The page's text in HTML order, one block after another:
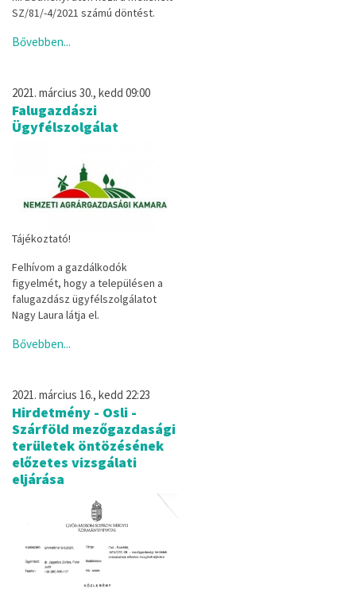
SZ/81/-4/2021 számú döntést.
Bővebben...
2021. március 30., kedd 09:00
Falugazdászi
Ügyfélszolgálat
Tájékoztató!
Felhívom a gazdálkodók
figyelmét, hogy a településen a
falugazdász ügyfélszolgálatot
Nagy Laura látja el.
Bővebben...
2021. március 16., kedd 22:23
Hirdetmény - Osli -
Szárföld mezőgazdasági
területek öntözésének
előzetes vizsgálati
eljárása